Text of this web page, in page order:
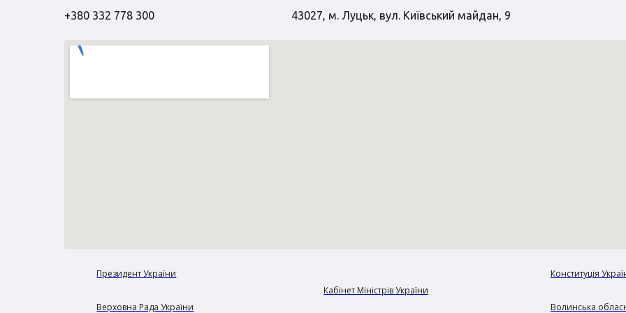
+380 332 778 300 43027, м. Луцьк, вул. Київський майдан, 9
Президент України
Верховна Рада України
Кабінет Міністрів України
Конституція
Волинська